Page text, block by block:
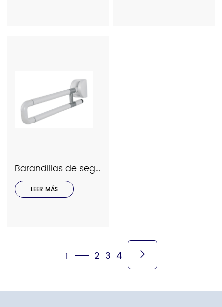
Barandillas de seguridad Interhasa Serie Modelo 9030
LEER MÁS
1 2 3 4